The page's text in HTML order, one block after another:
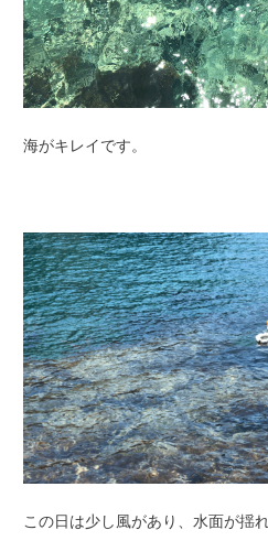
海がキレイです。
この日は少し風があり、水面が揺